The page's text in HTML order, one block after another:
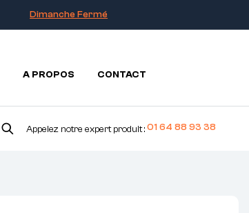
Dimanche Fermé
A PROPOS CONTACT
Appelez notre expert produit : 01 64 88 93 38